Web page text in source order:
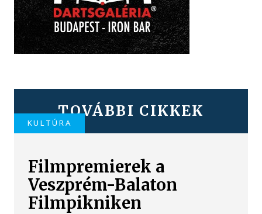
TOVÁBBI CIKKEK
KULTÚRA
Filmpremierek a
Veszprém-Balaton
Filmpikniken